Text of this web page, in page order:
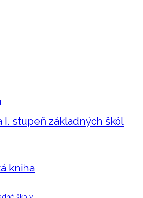
stupeň základných škôl
kniha